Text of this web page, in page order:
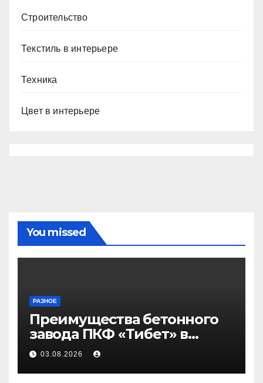
Строительство
Текстиль в интерьере
Техника
Цвет в интерьере
You missed
РАЗНОЕ
Преимущества бетонного
завода ПКФ «Тибет» в
Волгограде и Волжском
03.08.2026